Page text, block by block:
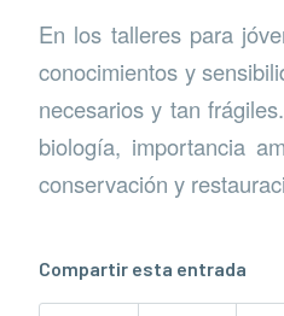
En los talleres para
conocimientos y
necesarios y tan
biología, importancia
conservación y
Compartir esta entrada